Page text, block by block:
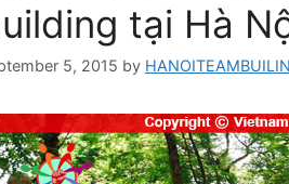
tại Hà
5, 2015 by